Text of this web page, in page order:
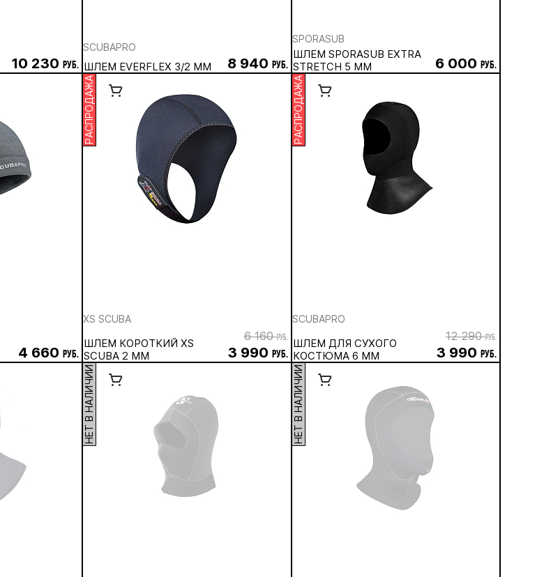
10 230 руб.
SCUBAPRO
ШЛЕМ EVERFLEX 3/2 ММ 8 940 руб.
SPORASUB
ШЛЕМ SPORASUB EXTRA
STRETCH 5 ММ
6 000 руб.
4 660 руб.
РАСПРОДАЖА
XS SCUBA
ШЛЕМ КОРОТКИЙ XS
SCUBA 2 ММ
6 160руб.
3 990 руб.
РАСПРОДАЖА
SCUBAPRO
ШЛЕМ ДЛЯ СУХОГО
КОСТЮМА 6 ММ
12 290руб.
3 990 руб.
НЕТ В НАЛИЧИИ НЕТ В НАЛИЧИИ